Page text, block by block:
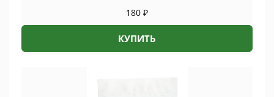
180 ₽
КУПИТЬ